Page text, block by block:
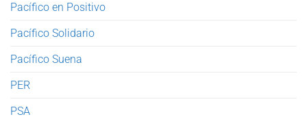
Pacífico en Positivo
Pacífico Solidario
Pacífico Suena
PER
PSA